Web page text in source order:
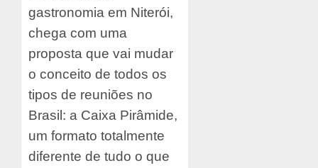
gastronomia em Niterói,
chega com uma
proposta que vai mudar
o conceito de todos os
tipos de reuniões no
Brasil: a Caixa Pirâmide,
um formato totalmente
diferente de tudo o que